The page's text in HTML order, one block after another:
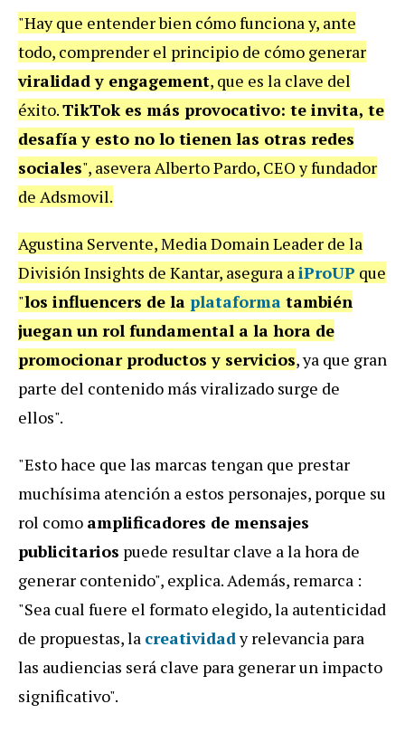
"Hay que entender bien cómo funciona y, ante
todo, comprender el principio de cómo generar
viralidad y engagement, que es la clave del
éxito.TikTok es más provocativo: te invita, te
desafíay esto no lo tienen las otras redes
sociales", asevera Alberto Pardo, CEO y fundador
de Adsmovil.
Agustina Servente, Media Domain Leader de la
División Insights de Kantar, asegura aiProUP que
"los influencers de la plataforma también
juegan un rol fundamental a la hora de
promocionar productos y servicios, ya que gran
parte del contenido más viralizado surge de
ellos".
"Esto hace que las marcas tengan que prestar
muchísima atención a estos personajes, porque su
rol como amplificadores de mensajes
publicitarios puede resultar clave a la hora de
generar contenido", explica. Además, remarca :
"Sea cual fuere el formato elegido, la autenticidad
de propuestas, la creatividady relevancia para
las audiencias será clave para generar un impacto
significativo".